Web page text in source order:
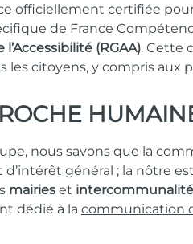
officiellement certifiée
de France
(RGAA). Cette
les citoyens, y compris
nous savons que la
d’intérêt général ; la nôtre
mairies et
dédié à la communication